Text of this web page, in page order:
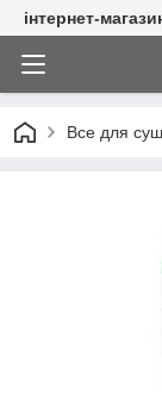
інтернет-
Все для